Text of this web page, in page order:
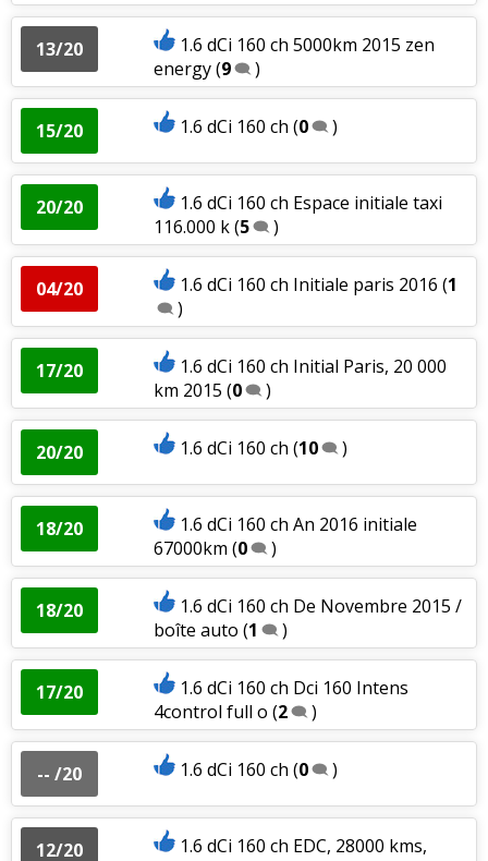
13/20
1.6 dCi 160 ch 5000km 2015 zen
energy(9 )
15/20 1.6 dCi 160 ch (0 )
20/20
1.6 dCi 160 ch Espace initiale taxi
116.000 k(5 )
04/20 1.6 dCi 160 ch Initiale paris 2016 (1
)
17/20
1.6 dCi 160 ch Initial Paris, 20 000
km 2015 (0 )
20/20 1.6 dCi 160 ch (10 )
18/20
1.6 dCi 160 ch An 2016 initiale
67000km (0 )
18/20
1.6 dCi 160 ch De Novembre 2015 /
boîte auto (1 )
17/20
1.6 dCi 160 ch Dci 160 Intens
4control full o (2 )
-- /20 1.6 dCi 160 ch (0 )
12/20
1.6 dCi 160 ch EDC, 28000 kms,